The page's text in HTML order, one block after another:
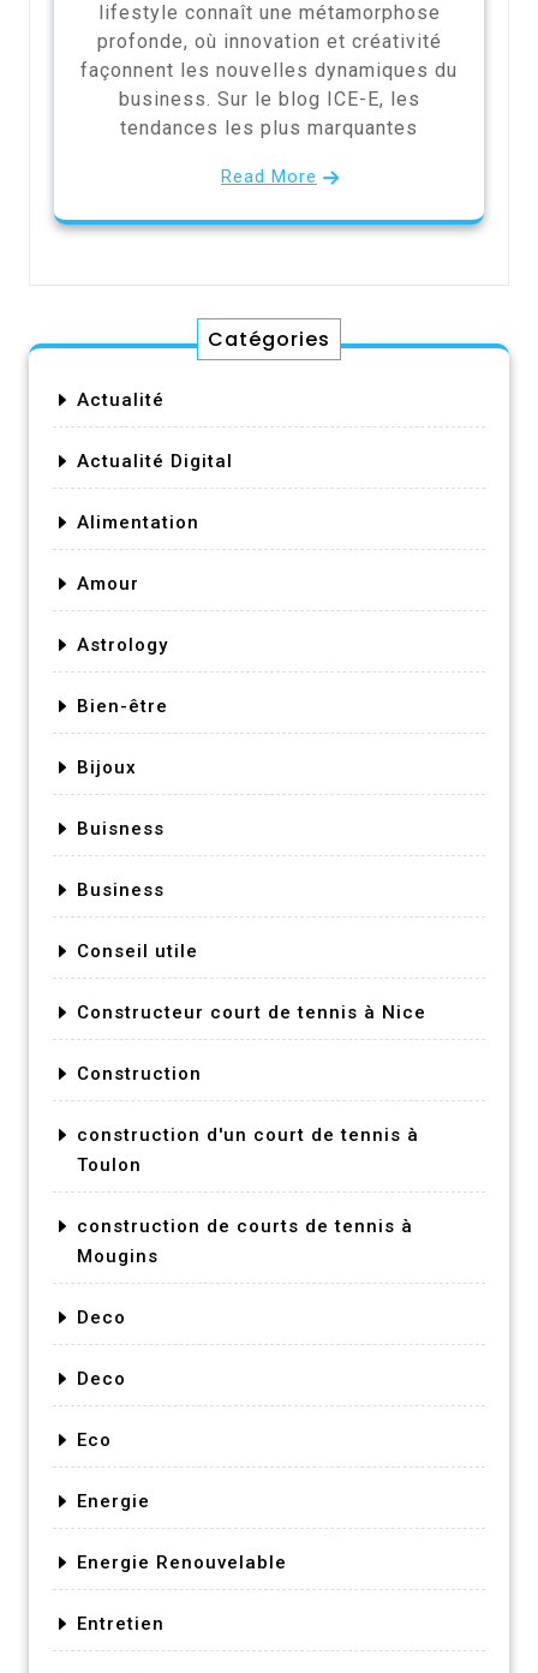
lifestyle connaît une métamorphose
profonde, où innovation et créativité
façonnent les nouvelles dynamiques du
business. Sur le blog ICE-E, les
tendances les plus marquantes
Read More
Catégories
Actualité
Actualité Digital
Alimentation
Amour
Astrology
Bien-être
Bijoux
Buisness
Business
Conseil utile
Constructeur court de tennis à Nice
Construction
construction d'un court de tennis à
Toulon
construction de courts de tennis à
Mougins
Deco
Deco
Eco
Energie
Energie Renouvelable
Entretien